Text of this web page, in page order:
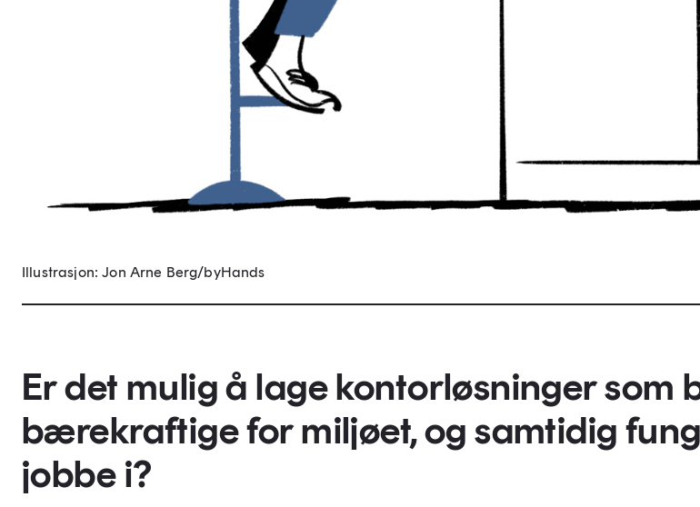
Illustrasjon: Jon Arne Berg/byHands
Er det mulig å lage kontorløsninger som
bærekraftige for miljøet, og samtidig
jobbe i?